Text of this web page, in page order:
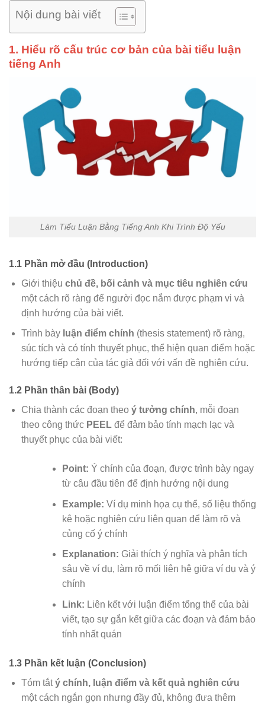
Nội dung bài viết
1. Hiểu rõ cấu trúc cơ bản của bài tiểu luận
tiếng Anh
Làm Tiểu Luận Bằng Tiếng Anh Khi Trình Độ Yếu
1.1 Phần mở đầu (Introduction)
Giới thiệu chủ đề, bối cảnh và mục tiêu nghiên cứu
một cách rõ ràng để người đọc nắm được phạm vi và
định hướng của bài viết.
Trình bày luận điểm chính (thesis statement) rõ ràng,
súc tích và có tính thuyết phục, thể hiện quan điểm hoặc
hướng tiếp cận của tác giả đối với vấn đề nghiên cứu.
1.2 Phần thân bài (Body)
Chia thành các đoạn theo ý tưởng chính, mỗi đoạn
theo công thức PEELđể đảm bảo tính mạch lạc và
thuyết phục của bài viết:
Point: Ý chính của đoạn, được trình bày ngay
từ câu đầu tiên để định hướng nội dung
Example: Ví dụ minh họa cụ thể, số liệu thống
kê hoặc nghiên cứu liên quan để làm rõ và
củng cố ý chính
Explanation: Giải thích ý nghĩa và phân tích
sâu về ví dụ, làm rõ mối liên hệ giữa ví dụ và ý
chính
Link: Liên kết với luận điểm tổng thể của bài
viết, tạo sự gắn kết giữa các đoạn và đảm bảo
tính nhất quán
1.3 Phần kết luận (Conclusion)
Tóm tắtý chính, luận điểm và kết quả nghiên cứu
một cách ngắn gọn nhưng đầy đủ, không đưa thêm